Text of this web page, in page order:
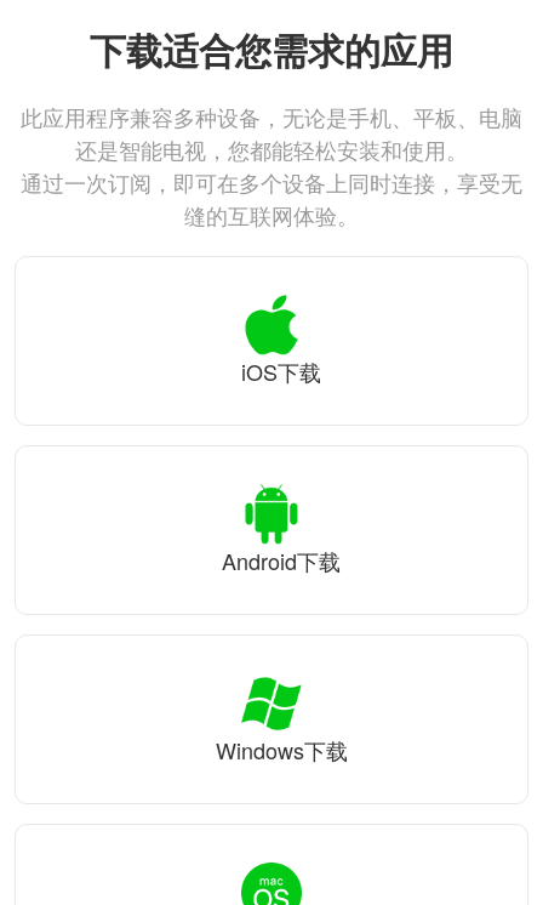
下载适合您需求的应用
此应用程序兼容多种设备，无论是手机、平板、电脑
还是智能电视，您都能轻松安装和使用。
通过一次订阅，即可在多个设备上同时连接，享受无
缝的互联网体验。
iOS下载
Android下载
Windows下载